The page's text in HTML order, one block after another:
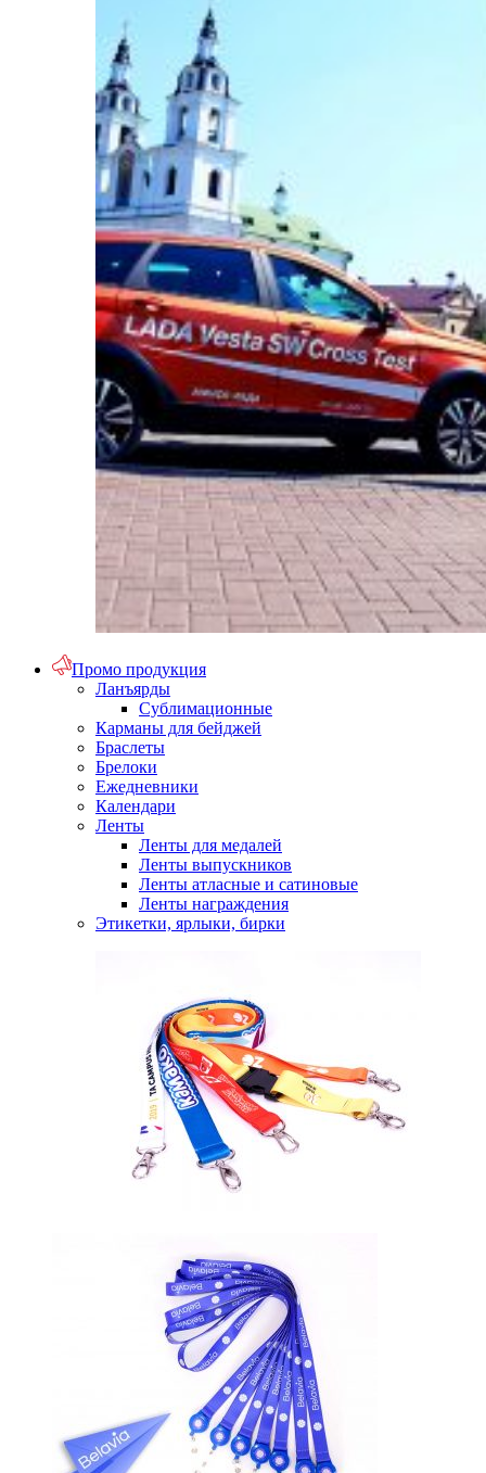
Промо продукция
Ланъярды
Сублимационные
Карманы для бейджей
Браслеты
Брелоки
Ежедневники
Календари
Ленты
Ленты для медалей
Ленты выпускников
Ленты атласные и сатиновые
Ленты награждения
Этикетки, ярлыки, бирки